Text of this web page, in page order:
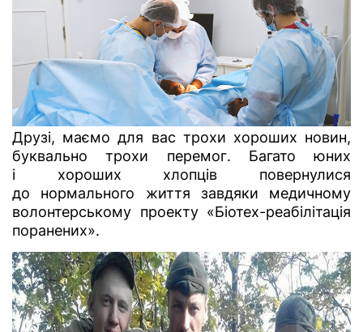
Друзі, маємо для вас трохи хороших новин,
буквально трохи перемог. Багато юних
і хороших хлопців повернулися
до нормального життя завдяки медичному
волонтерському проекту «Біотех-реабілітація
поранених».